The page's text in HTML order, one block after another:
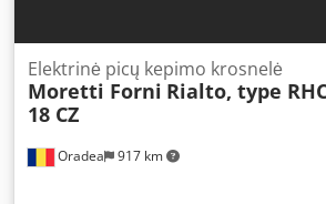
Oradea 917 km
Elektrinė picų kepimo krosnelė
Moretti Forni Rialto, type
18 CZ